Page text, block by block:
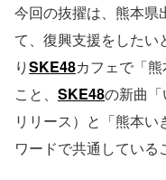
今回の抜擢は、熊本県
て、復興支援をしたい
りSKE48カフェで「
こと、 SKE48の新曲
リリース）と「熊本い
ワードで共通している